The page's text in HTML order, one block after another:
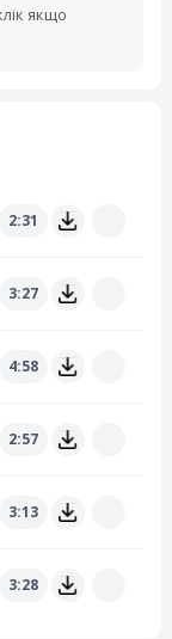
якщо
2:31
3:27
4:58
2:57
3:13
3:28